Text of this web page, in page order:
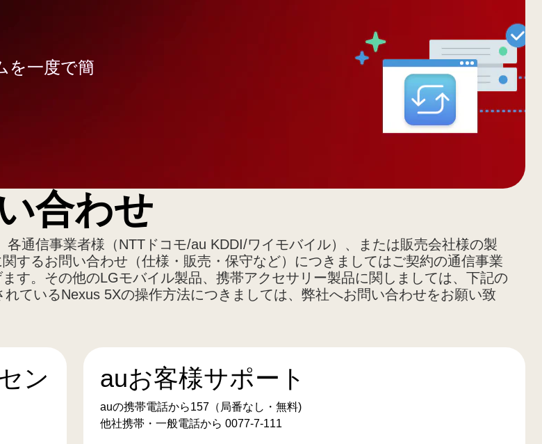
を一度で簡
合わせ
通信事業者様（NTTドコモ/au KDDI/ワイモバイル）、または販売会社様の製
するお問い合わせ（仕様・販売・保守など）につきましてはご契約の通信事業
す。その他のLGモバイル製品、携帯アクセサリー製品に関しましては、下記の
ているNexus 5Xの操作方法につきましては、弊社へお問い合わせをお願い致
ン
auお客様サポート
auの携帯電話から157（局番なし・無料)
他社携帯・一般電話から 0077-7-111